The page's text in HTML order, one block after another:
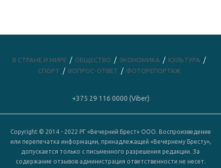
В СТРАНЕ И МИРЕ ОБЩЕСТВО ЭКОНОМИКА
КУЛЬТУРА
СПОРТ
ВОПРОС-ОТВЕТ ФОТОРЕПОРТАЖ
+375 29 116 0000 (Viber)
Copyright © 2014 - 2022 РГ «Вечерний Брест» ООО. Воспроизведение
или перепечатка информации, принадлежащей «Вечернему Бресту»,
допускается только с письменного разрешения редакции. За
содержание отзывов администрация ответственности не несет.